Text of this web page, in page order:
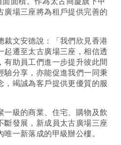
廣場三座將為租戶提供完善的
裁文安德說：「我們欣見香港
起遷至太古廣場三座，相信透
有助員工們進一步提升彼此間
驗分享，亦能促進我們一同秉
，竭誠為客戶提供更優質的服
一級的商業、住宅、購物及飲
斷發展，新成員太古廣場三座
一新落成的甲級辦公樓。